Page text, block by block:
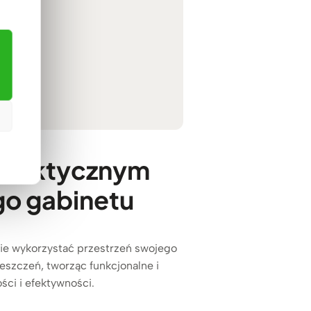
gabinetu
wykorzystać przestrzeń swojego
tworząc funkcjonalne i
i efektywności.